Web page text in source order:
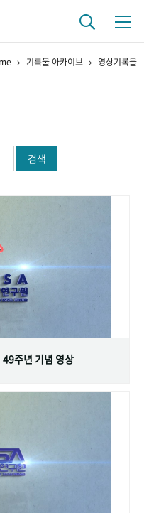
연구자들
박물 영상 기록물
기록물 아카이브 영상기록물
검색
주년 기념 영상